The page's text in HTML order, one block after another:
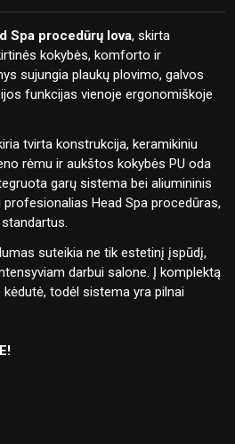
Spa procedūrų lova, skirta
kokybės, komforto ir
sujungia plaukų plovimo, galvos
funkcijas vienoje ergonomiškoje
tvirta konstrukcija, keramikiniu
rėmu ir aukštos kokybės PU oda
garų sistema bei aliumininis
Head Spa procedūras,
suteikia ne tik estetinį įspūdį,
darbui salone. Į komplektą
todėl sistema yra pilnai